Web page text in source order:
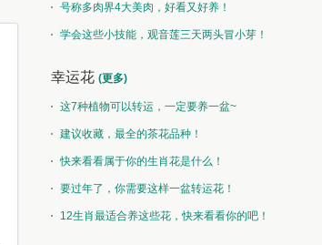
号称多肉界4大美肉，好看又好养！
学会这些小技能，观音莲三天两头冒小芽！
幸运花 (更多)
这7种植物可以转运，一定要养一盆~
建议收藏，最全的茶花品种！
快来看看属于你的生肖花是什么！
要过年了，你需要这样一盆转运花！
12生肖最适合养这些花，快来看看你的吧！